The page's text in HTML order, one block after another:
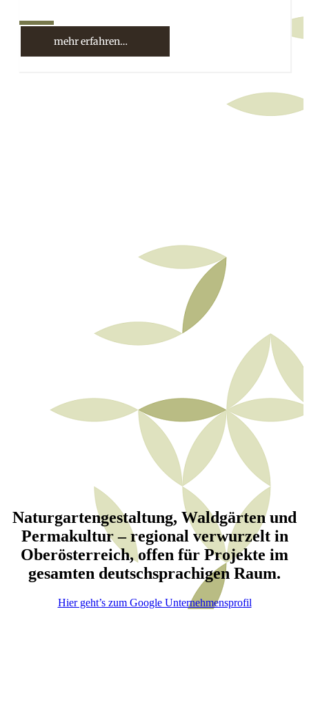
mehr erfahren…
Naturgartengestaltung, Waldgärten und
Permakultur – regional verwurzelt in
Oberösterreich, offen für Projekte im
gesamten deutschsprachigen Raum.
Hier geht’s zum Google Unternehmensprofil